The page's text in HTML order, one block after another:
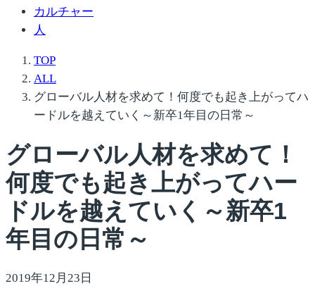
カルチャー
人
TOP
ALL
グローバル人材を求めて！何度でも起き上がってハ
ードルを越えていく～新卒1年目の日常～
グローバル人材を求めて！
何度でも起き上がってハー
ドルを越えていく～新卒1
年目の日常～
2019年12月23日